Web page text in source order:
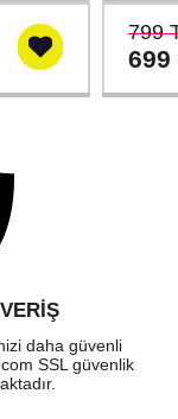
799
699
daha güvenli
SSL güvenlik